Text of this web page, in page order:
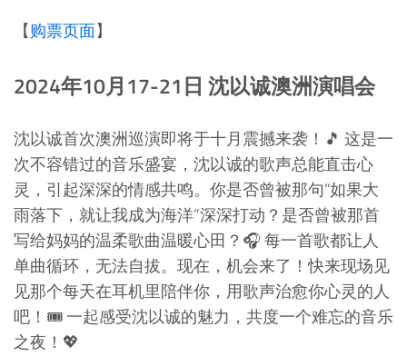
【购票页面】
2024年10月17-21日 沈以诚澳洲演唱会
沈以诚首次澳洲巡演即将于十月震撼来袭！🎵 这是一
次不容错过的音乐盛宴，沈以诚的歌声总能直击心
灵，引起深深的情感共鸣。你是否曾被那句“如果大
雨落下，就让我成为海洋”深深打动？是否曾被那首
写给妈妈的温柔歌曲温暖心田？🎧 每一首歌都让人
单曲循环，无法自拔。现在，机会来了！快来现场见
见那个每天在耳机里陪伴你，用歌声治愈你心灵的人
吧！🎟️ 一起感受沈以诚的魅力，共度一个难忘的音乐
之夜！💖